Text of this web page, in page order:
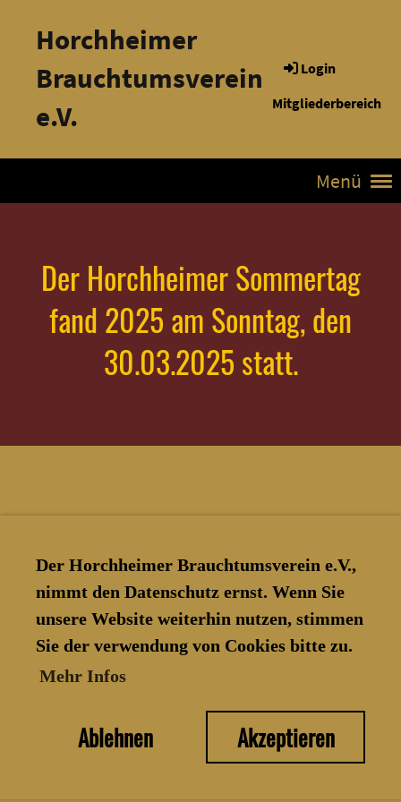
Der Horchheimer Brauchtumsverein e.V.,
nimmt den Datenschutz ernst. Wenn Sie
unsere Website weiterhin nutzen, stimmen
Sie der verwendung von Cookies bitte zu.
Mehr Infos
Ablehnen Akzeptieren
Horchheimer
Brauchtumsverein
e.V.
Login
Mitgliederbereich
Menü
Der Horchheimer Sommertag
fand 2025 am Sonntag, den
30.03.2025 statt.
© Horchheimer Brauchtumsverein
Erstellt mit ClubDesk Vereinssoftware